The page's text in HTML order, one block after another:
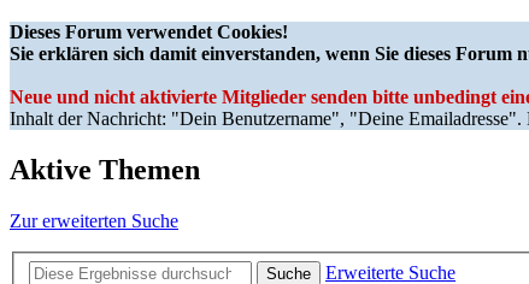
Dieses Forum verwendet Cookies!
Sie erklären sich damit einverstanden, wenn Sie dieses Forum
Neue und nicht aktivierte Mitglieder senden bitte unbedingt
Inhalt der Nachricht: "Dein Benutzername", "Deine Emailadresse".
Aktive Themen
Zur erweiterten Suche
Suche
Erweiterte Suche